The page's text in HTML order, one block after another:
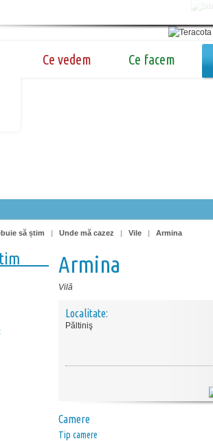
Ce vedem Ce facem
să știm | Unde mă cazez | Vile | Armina
Armina
Vilă
Localitate:
Păltiniş
Camere
Tip camere